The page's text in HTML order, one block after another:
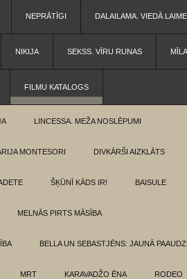
NEPRĀTĪGI DALAILAMA. VIEDĀ LAIME
NIKIJA SEKSS. VĪRU RUNAS
FILMU KATALOGS
LINCESSA. MEŽA NOSLĒPUMI
MONTESORI DIVKĀRŠI AIZKLĀTS
ŠĶŪNĪ KĀDS IR! BAISULE
MELNĀS PIRTS MĀSĪBA
BELLA UN SEBASTJĒNS: JAUNĀ
MRT KARAVADŽO ĒNA RODEO